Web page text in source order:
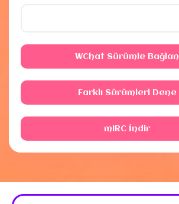
WChat Sürümle Bağlan
Farklı Sürümleri Dene
mIRC İndir